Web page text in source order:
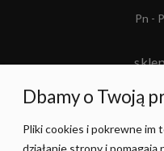
Pn -
Dbamy o Twoją
Pliki cookies i pokrewne im
działanie strony i